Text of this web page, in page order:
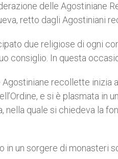
delle Agostiniane
retto dagli Agostiniani
due religiose di ogni
consiglio. In questa
Agostiniane recollette
e si è plasmata in
nella quale si chiedeva la
in un sorgere di monasteri